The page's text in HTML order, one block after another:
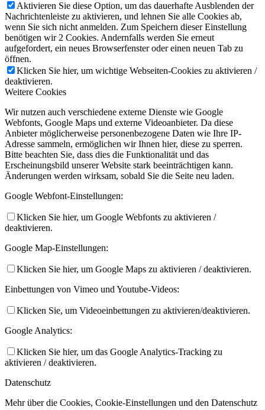
Aktivieren Sie diese Option, um das dauerhafte Ausblenden der
Nachrichtenleiste zu aktivieren, und lehnen Sie alle Cookies ab,
wenn Sie sich nicht anmelden. Zum Speichern dieser Einstellung
benötigen wir 2 Cookies. Andernfalls werden Sie erneut
aufgefordert, ein neues Browserfenster oder einen neuen Tab zu
öffnen.
Klicken Sie hier, um wichtige Webseiten-Cookies zu aktivieren /
deaktivieren.
Weitere Cookies
Wir nutzen auch verschiedene externe Dienste wie Google
Webfonts, Google Maps und externe Videoanbieter. Da diese
Anbieter möglicherweise personenbezogene Daten wie Ihre IP-
Adresse sammeln, ermöglichen wir Ihnen hier, diese zu sperren.
Bitte beachten Sie, dass dies die Funktionalität und das
Erscheinungsbild unserer Website stark beeinträchtigen kann.
Änderungen werden wirksam, sobald Sie die Seite neu laden.
Google Webfont-Einstellungen:
Klicken Sie hier, um Google Webfonts zu aktivieren /
deaktivieren.
Google Map-Einstellungen:
Klicken Sie hier, um Google Maps zu aktivieren / deaktivieren.
Einbettungen von Vimeo und Youtube-Videos:
Klicken Sie, um Videoeinbettungen zu aktivieren/deaktivieren.
Google Analytics:
Klicken Sie hier, um das Google Analytics-Tracking zu
aktivieren / deaktivieren.
Datenschutz
Mehr über die Cookies, Cookie-Einstellungen und den Datenschutz